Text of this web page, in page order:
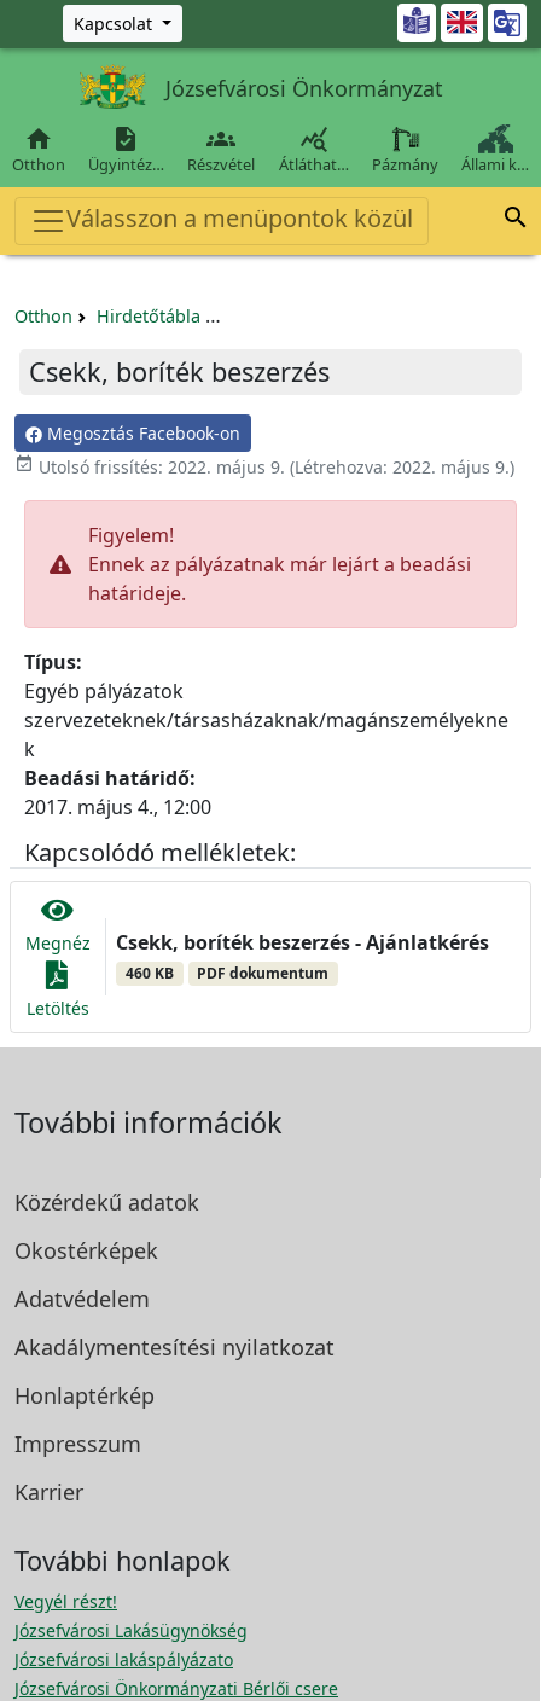
Ugrás a fő tartalomra
Kapcsolat 
Józsefvárosi Önkormányzat

Otthon

Ügyintéz…

Részvétel

Átláthat… Pázmány Állami k…
Válasszon a menüpontok közül 
Otthon Hirdetőtábla
Csekk, boríték beszerzés
Megosztás Facebook-on
 Utolsó frissítés: 2022. május 9. (Létrehozva: 2022. május 9.)
Figyelem!
Ennek az pályázatnak már lejárt a beadási
határideje.
Típus:
Egyéb pályázatok
szervezeteknek/társasházaknak/magánszemélyekne
k
Beadási határidő:
2017. május 4., 12:00
Kapcsolódó mellékletek:
Megnéz
Letöltés
Csekk, boríték beszerzés - Ajánlatkérés
460 KB PDF dokumentum
További információk
Közérdekű adatok
Okostérképek
Adatvédelem
Akadálymentesítési nyilatkozat
Honlaptérkép
Impresszum
Karrier
További honlapok
Vegyél részt!
Józsefvárosi Lakásügynökség
Józsefvárosi lakáspályázato
Józsefvárosi Önkormányzati Bérlői csere